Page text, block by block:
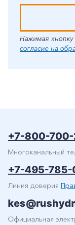
Нажимая кнопку
согласие на
+7-800-
Многоканальный
+7-495-785-
Линия доверия
Официальная